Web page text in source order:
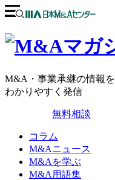
M&A・事業承継の情報を
わかりやすく発信
無料相談
コラム
M&Aニュース
M&Aを学ぶ
M&A用語集